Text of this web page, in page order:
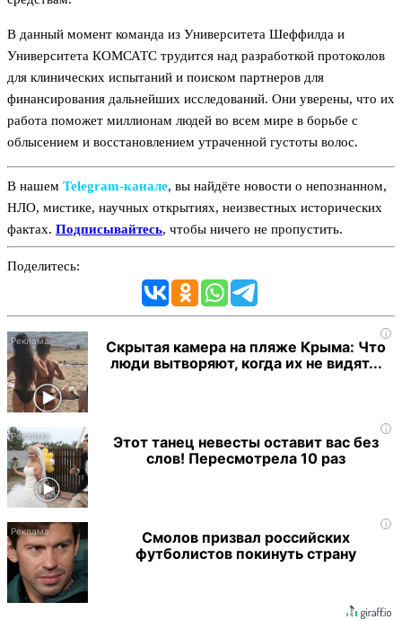
В данный момент команда из Университета Шеффилда и
Университета КОМСАТС трудится над разработкой протоколов
для клинических испытаний и поиском партнеров для
финансирования дальнейших исследований. Они уверены, что их
работа поможет миллионам людей во всем мире в борьбе с
облысением и восстановлением утраченной густоты волос.
В нашем Telegram‑канале, вы найдёте новости о непознанном,
НЛО, мистике, научных открытиях, неизвестных исторических
фактах. Подписывайтесь, чтобы ничего не пропустить.
Поделитесь:
i
Скрытая камера на пляже Крыма: Что
люди вытворяют, когда их не видят...
i
Этот танец невесты оставит вас без
слов! Пересмотрела 10 раз
i
Смолов призвал российских
футболистов покинуть страну